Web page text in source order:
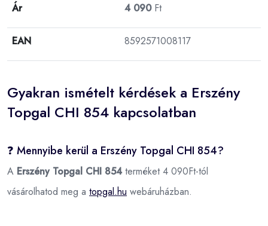
Ár 4 090Ft
EAN 8592571008117
Gyakran ismételt kérdések a Erszény
Topgal CHI 854 kapcsolatban
❓ Mennyibe kerül a Erszény Topgal CHI 854?
A Erszény Topgal CHI 854terméket 4 090Ft-tól
vásárolhatod meg a topgal.hu webáruházban.